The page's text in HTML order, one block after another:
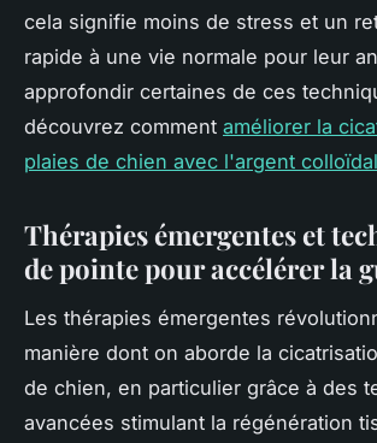
cela signifie moins de stress et un
rapide à une vie normale pour leur
approfondir certaines de ces
découvrez comment améliorer la
plaies de chien avec l'argent colloïdal
Thérapies émergentes et
de pointe pour accélérer la
Les thérapies émergentes
manière dont on aborde la
de chien, en particulier grâce à des
avancées stimulant la régénération